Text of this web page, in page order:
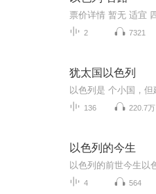
2 7321
犹太国以色列
136 220.7万
以色列的今生
4 564